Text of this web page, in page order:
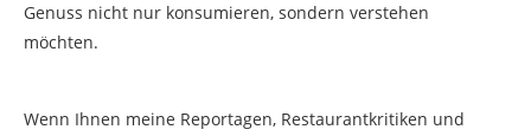
Genuss nicht nur konsumieren, sondern verstehen
möchten.
Wenn Ihnen meine Reportagen, Restaurantkritiken und